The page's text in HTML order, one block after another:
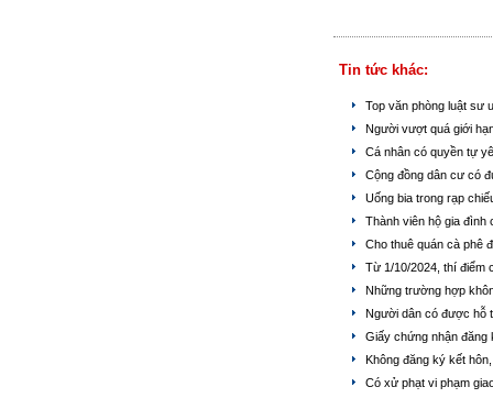
Tin tức khác:
Top văn phòng luật sư
Người vượt quá giới
Cá nhân có quyền tự
Cộng đồng dân cư có
Uống bia trong rạp
Thành viên hộ gia đình
Cho thuê quán cà phê
Từ 1/10/2024, thí điểm
Những trường hợp
Người dân có được hỗ
Giấy chứng nhận đăng
Không đăng ký kết
Có xử phạt vi phạm